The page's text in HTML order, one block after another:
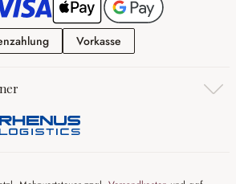
Ratenzahlung
Vorkasse